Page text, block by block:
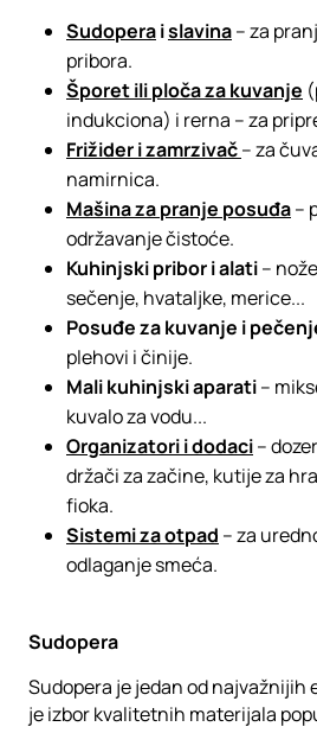
Sudoperaislavina– za
pribora.
Šporet ili ploča za kuvanje
indukciona) i rerna – za
Frižider i zamrzivač– za
namirnica.
Mašina za pranje posuđa–
održavanje čistoće.
Kuhinjski pribor i alati–
sečenje, hvataljke, merice...
Posuđe za kuvanje i
plehovi i činije.
Mali kuhinjski aparati–
kuvalo za vodu...
Organizatori i dodaci–
držači za začine, kutije za
fioka.
Sistemi za otpad – za
odlaganje smeća.
Sudopera
Sudopera je jedan od najvažnijih
je izbor kvalitetnih materijala